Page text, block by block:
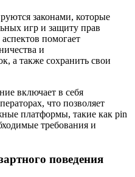
законами, которые
игр и защиту прав
помогает
и
а также сохранить свои
включает в себя
что позволяет
платформы, такие как pin
требования и
поведения